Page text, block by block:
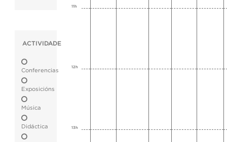
ACTIVIDADE
Conferencias
Exposicións
Música
Didáctica
11h
12h
13h